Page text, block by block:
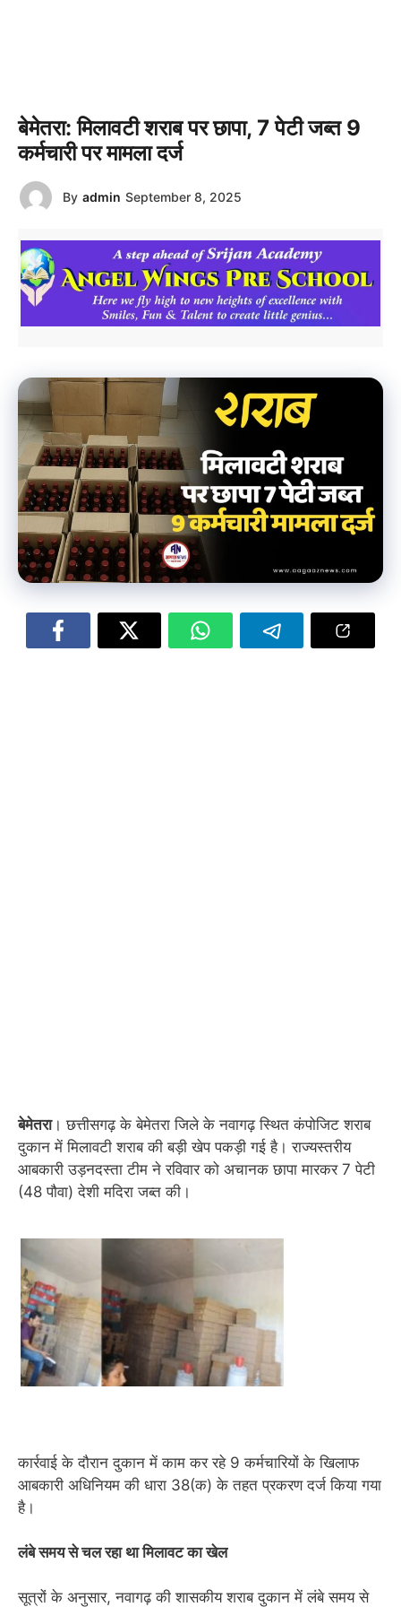
बेमेतरा: मिलावटी शराब पर छापा, 7 पेटी जब्त 9
कर्मचारी पर मामला दर्ज
By admin September 8, 2025
बेमेतरा। छत्तीसगढ़ के बेमेतरा जिले के नवागढ़ स्थित कंपोजिट शराब
दुकान में मिलावटी शराब की बड़ी खेप पकड़ी गई है। राज्यस्तरीय
आबकारी उड़नदस्ता टीम ने रविवार को अचानक छापा मारकर 7 पेटी
(48 पौवा) देशी मदिरा जब्त की।
कार्रवाई के दौरान दुकान में काम कर रहे 9 कर्मचारियों के खिलाफ
आबकारी अधिनियम की धारा 38(क) के तहत प्रकरण दर्ज किया गया
है।
लंबे समय से चल रहा था मिलावट का खेल
सूत्रों के अनुसार, नवागढ़ की शासकीय शराब दुकान में लंबे समय से